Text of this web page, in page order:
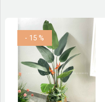
- 15 %